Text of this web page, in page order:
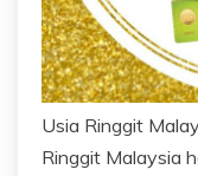
Usia Ringgit
Ringgit Malaysia